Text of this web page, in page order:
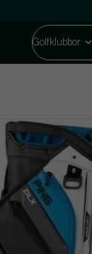
Golfklubbor